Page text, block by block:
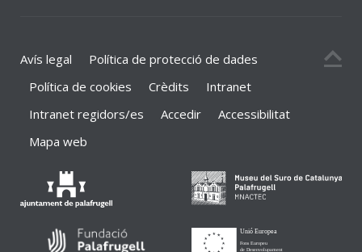
Avís legal
Política de protecció de dades
Política de cookies
Crèdits
Intranet
Intranet regidors/es
Accedir
Accessibilitat
Mapa web